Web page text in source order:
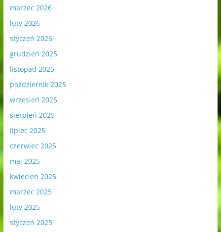
marzec 2026
luty 2026
styczeń 2026
grudzień 2025
listopad 2025
październik 2025
wrzesień 2025
sierpień 2025
lipiec 2025
czerwiec 2025
maj 2025
kwiecień 2025
marzec 2025
luty 2025
styczeń 2025